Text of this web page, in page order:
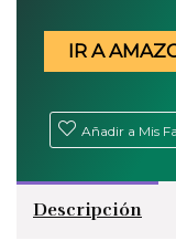
IR A
Añadir a Mis
Descripción